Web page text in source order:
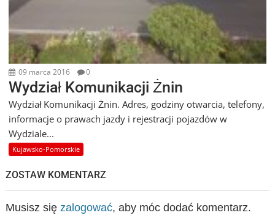
09 marca 2016 0
Wydział Komunikacji Żnin
Wydział Komunikacji Żnin. Adres, godziny otwarcia, telefony,
informacje o prawach jazdy i rejestracji pojazdów w
Wydziale...
Kujawsko-Pomorskie
ZOSTAW KOMENTARZ
Musisz sięzalogować, aby móc dodać komentarz.